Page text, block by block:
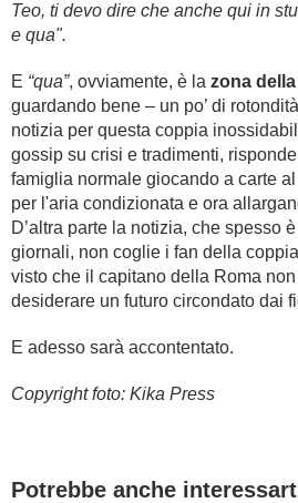
Teo, ti devo dire che anche qui in
e qua".
E “qua”, ovviamente, è la zona
guardando bene – un po’ di
notizia per questa coppia
gossip su crisi e tradimenti,
famiglia normale giocando a carte al
per l'aria condizionata e ora
D’altra parte la notizia, che spesso
giornali, non coglie i fan della
visto che il capitano della Roma
desiderare un futuro circondato dai
E adesso sarà accontentato.
Copyright foto: Kika Press
Potrebbe anche